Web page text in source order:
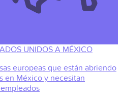
UNIDOS A MÉXICO
europeas que están abriendo
en México y necesitan